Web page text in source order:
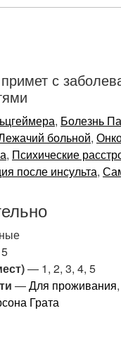
с
, Болезнь
больной,
, Психические
после инсульта,
— 1, 2, 3, 4, 5
—Для проживания,
Грата